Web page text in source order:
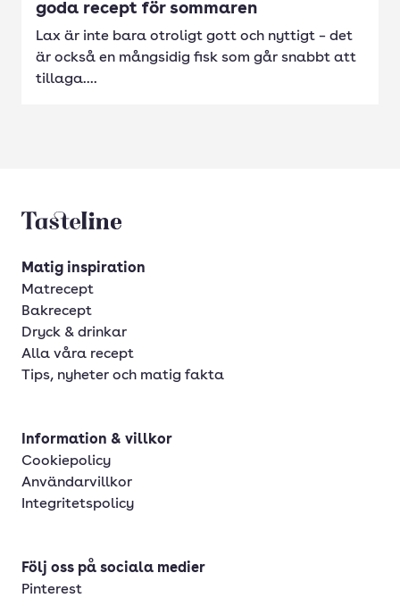
goda recept för sommaren
Lax är inte bara otroligt gott och nyttigt – det
är också en mångsidig fisk som går snabbt att
tillaga....
Tasteline startsida
Matig inspiration
Matrecept
Bakrecept
Dryck & drinkar
Alla våra recept
Tips, nyheter och matig fakta
Information & villkor
Cookiepolicy
Användarvillkor
Integritetspolicy
Följ oss på sociala medier
Pinterest